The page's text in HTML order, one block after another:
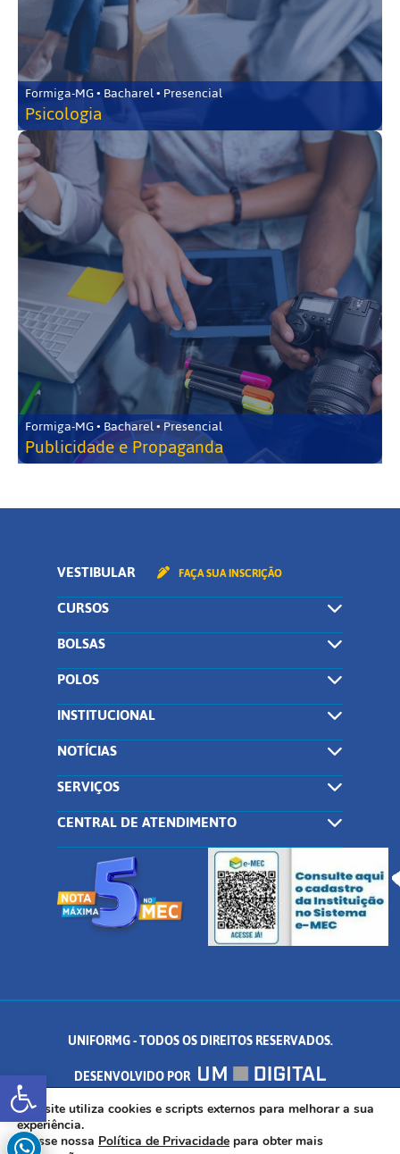
Abrir a barra de ferramentas
Formiga-MG • Bacharel • Presencial
Psicologia
Formiga-MG • Bacharel • Presencial
Publicidade e Propaganda
VESTIBULAR FAÇA SUA INSCRIÇÃO
CURSOS
BOLSAS
POLOS
INSTITUCIONAL
NOTÍCIAS
SERVIÇOS
CENTRAL DE ATENDIMENTO
UNIFORMG - TODOS OS DIREITOS RESERVADOS.
DESENVOLVIDO POR
AV. DR. ARNALDO DE SENNA, 328 - PALMEIRAS, FORMIGA/MG - CEP:
35.574.530
Este site utiliza cookies e scripts externos para melhorar a sua
experiência.
Acesse nossa Política de Privacidade para obter mais